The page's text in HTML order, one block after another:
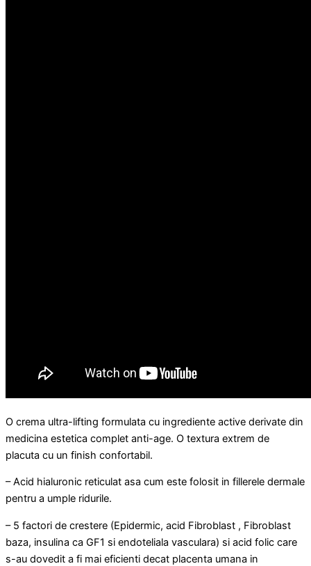
O crema ultra-lifting formulata cu ingrediente active derivate din
medicina estetica complet anti-age. O textura extrem de
placuta cu un finish confortabil.
– Acid hialuronic reticulat asa cum este folosit in fillerele dermale
pentru a umple ridurile.
– 5 factori de crestere (Epidermic, acid Fibroblast , Fibroblast
baza, insulina ca GF1 si endoteliala vasculara) si acid folic care
s-au dovedit a fi mai eficienti decat placenta umana in